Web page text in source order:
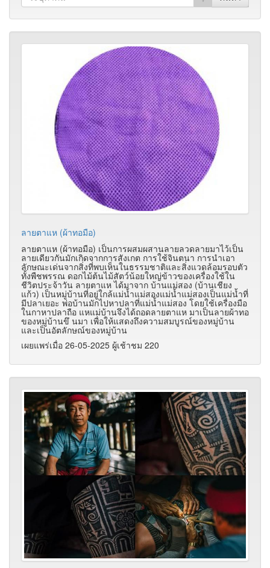
ลายตาแห (ผ้าทอมือ)
ลายตาแห (ผ้าทอมือ) เป็นการผสมผสานลายลวดลายมาไว้เป็น
ลายเดียวกันมักเกิดจากการสังเกต การใช้จินตนา การนำเอา
ลักษณะเด่นจากสิ่งที่พบเห็นในธรรมชาติและสิ่งแวดล้อมรอบตัว
ทั้งพืชพรรณ ดอกไม้ต้นไม้สัตว์น้อยใหญ่ข้าวของเครื่องใช้ใน
ชีวิตประจ้าวัน ลายตาแห ได้มาจาก บ้านแม่สอง (บ้านเชียง
แก้ว) เป็นหมู่บ้านที่อยู่ใกล้แม่น้ำแม่สองแม่น้ำแม่สองเป็นแม่น้ำที่
มีปลาเยอะ พ่อบ้านมักไปหาปลาที่แม่น้ำแม่สอง โดยใช้เครื่องมือ
ในกาหาปลาถือ แหแม่บ้านจึงได้ถอดลายตาแห มาเป็นลายผ้าทอ
ของหมู่บ้านขึ นมา เพื่อให้แสดงถึงความสมบูรณ์ของหมู่บ้าน
และเป็นอัตลักษณ์ของหมู่บ้าน
เผยแพร่เมื่อ 26-05-2025 ผู้เช้าชม 220